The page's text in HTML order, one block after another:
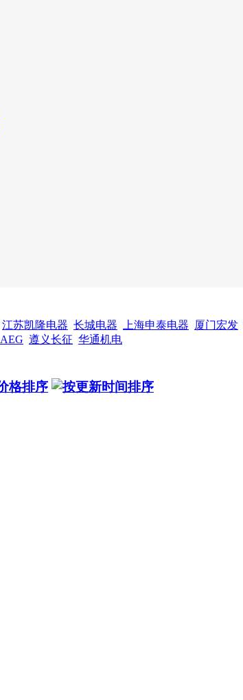
江苏凯隆电器 长城电器 上海申泰电器 厦门宏发
AEG 遵义长征 华通机电